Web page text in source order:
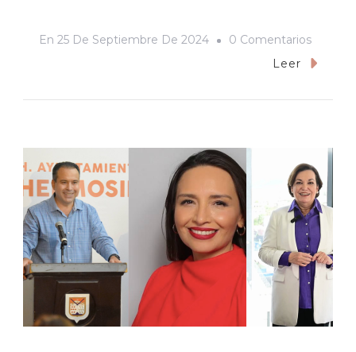
En 25 De Septiembre De 2024 0 ComentariosEn
En
Del
Partido
Acción
Leer